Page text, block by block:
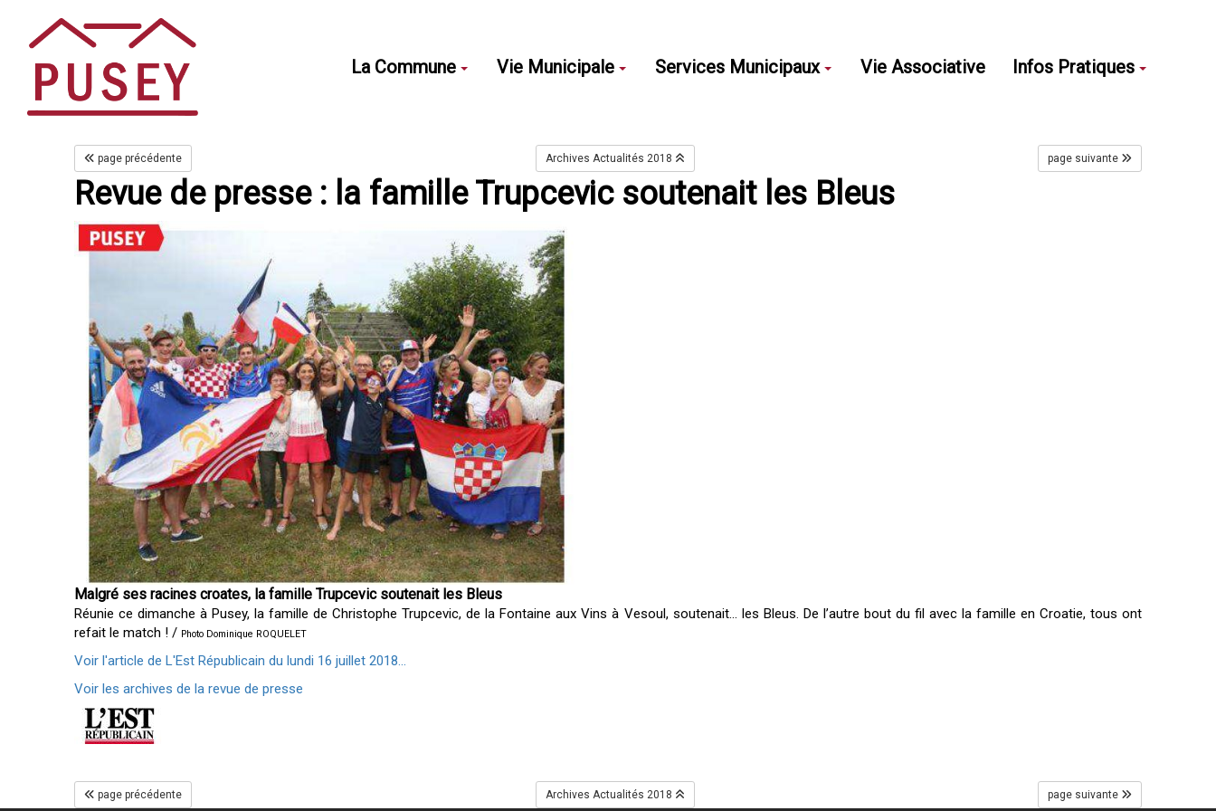
La Commune Vie Municipale Services Municipaux Vie Associative Infos Pratiques
page précédente Archives Actualités 2018 page suivante
Revue de presse : la famille Trupcevic soutenait les Bleus
Malgré ses racines croates, la famille Trupcevic soutenait les Bleus
Réunie ce dimanche à Pusey, la famille de Christophe Trupcevic, de la Fontaine aux Vins à Vesoul, soutenait… les Bleus. De l’autre bout du fil avec la famille en Croatie, tous ont
refait le match ! / Photo Dominique ROQUELET
Voir l'article de L'Est Républicain du lundi 16 juillet 2018...
Voir les archives de la revue de presse
page précédente Archives Actualités 2018 page suivante